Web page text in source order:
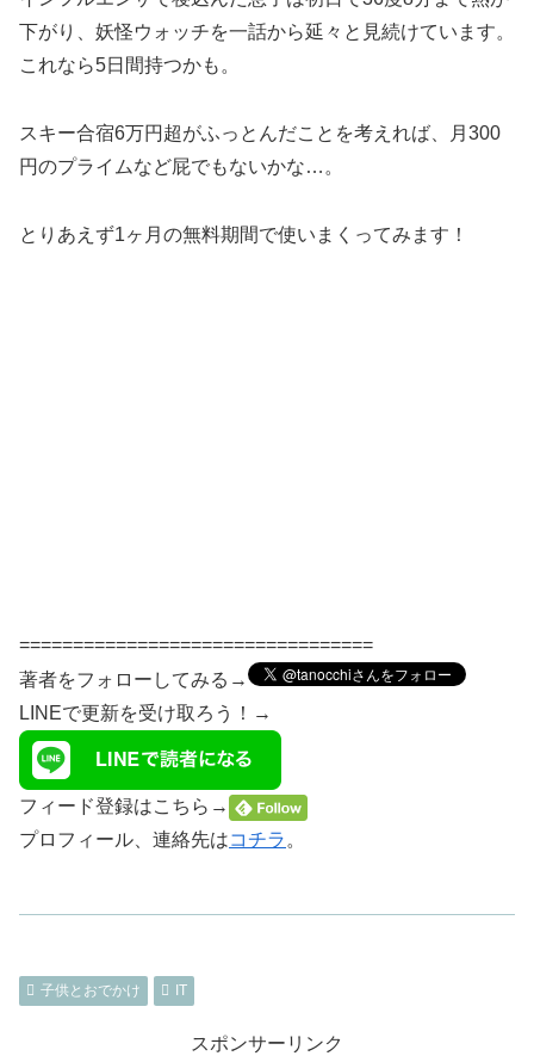
下がり、妖怪ウォッチを一話から延々と見続けています。
これなら5日間持つかも。
スキー合宿6万円超がふっとんだことを考えれば、月300
円のプライムなど屁でもないかな…。
とりあえず1ヶ月の無料期間で使いまくってみます！
=================================
著者をフォローしてみる→
LINEで更新を受け取ろう！→
フィード登録はこちら→
プロフィール、連絡先はコチラ。
子供とおでかけ IT
スポンサーリンク